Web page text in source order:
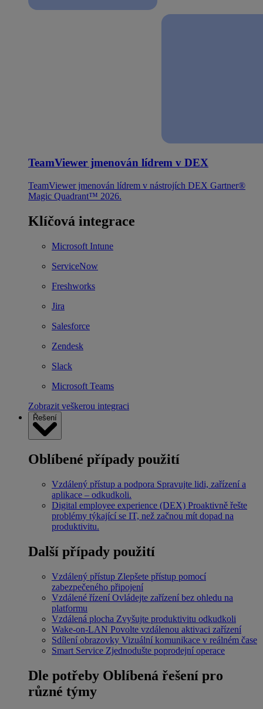
TeamViewer jmenován lídrem v DEX
TeamViewer jmenován lídrem v nástrojích DEX Gartner®
Magic Quadrant™ 2026.
Klíčová integrace
Microsoft Intune
ServiceNow
Freshworks
Jira
Salesforce
Zendesk
Slack
Microsoft Teams
Zobrazit veškerou integraci
Řešení
Oblíbené případy použití
Vzdálený přístup a podpora Spravujte lidi, zařízení a
aplikace – odkudkoli.
Digital employee experience (DEX) Proaktivně řešte
problémy týkající se IT, než začnou mít dopad na
produktivitu.
Další případy použití
Vzdálený přístup Zlepšete přístup pomocí
zabezpečeného připojení
Vzdálené řízení Ovládejte zařízení bez ohledu na
platformu
Vzdálená plocha Zvyšujte produktivitu odkudkoli
Wake-on-LAN Povolte vzdálenou aktivaci zařízení
Sdílení obrazovky Vizuální komunikace v reálném čase
Smart Service Zjednodušte poprodejní operace
Dle potřeby Oblíbená řešení pro
různé týmy